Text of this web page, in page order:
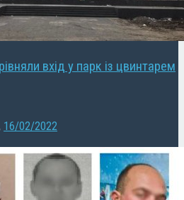
вхід у парк із цвинтарем
16/02/2022